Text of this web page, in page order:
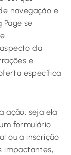
navegação e
Page se
da
e
específica
ação, seja ela
formulário
ou a inscrição
impactantes,